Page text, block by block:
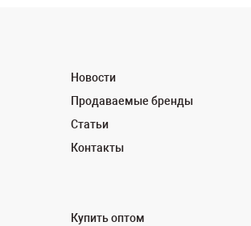
Новости
Продаваемые бренды
Статьи
Контакты
Купить оптом